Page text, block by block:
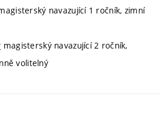
navazující 1 ročník, zimní
magisterský navazující 2 ročník,
volitelný